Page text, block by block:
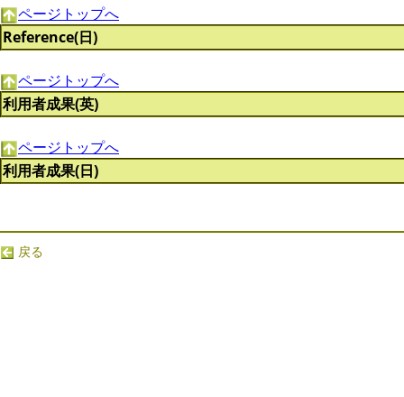
ページトップへ
Reference(日)
ページトップへ
利用者成果(英)
ページトップへ
利用者成果(日)
戻る